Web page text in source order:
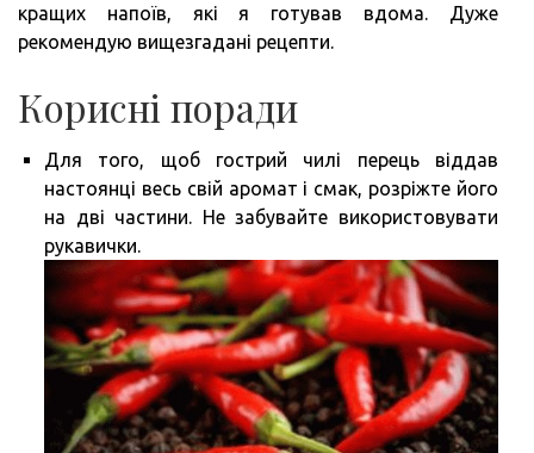
кращих напоїв, які я готував вдома. Дуже
рекомендую вищезгадані рецепти.
Корисні поради
Для того, щоб гострий чилі перець віддав
настоянці весь свій аромат і смак, розріжте його
на дві частини. Не забувайте використовувати
рукавички.